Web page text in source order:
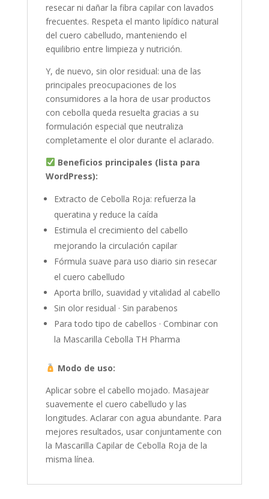
resecar ni dañar la fibra capilar con lavados
frecuentes. Respeta el manto lipídico natural
del cuero cabelludo, manteniendo el
equilibrio entre limpieza y nutrición.
Y, de nuevo, sin olor residual: una de las
principales preocupaciones de los
consumidores a la hora de usar productos
con cebolla queda resuelta gracias a su
formulación especial que neutraliza
completamente el olor durante el aclarado.
Beneficios principales (lista para
WordPress):
Extracto de Cebolla Roja: refuerza la
queratina y reduce la caída
Estimula el crecimiento del cabello
mejorando la circulación capilar
Fórmula suave para uso diario sin resecar
el cuero cabelludo
Aporta brillo, suavidad y vitalidad al cabello
Sin olor residual · Sin parabenos
Para todo tipo de cabellos · Combinar con
la Mascarilla Cebolla TH Pharma
Modo de uso:
Aplicar sobre el cabello mojado. Masajear
suavemente el cuero cabelludo y las
longitudes. Aclarar con agua abundante. Para
mejores resultados, usar conjuntamente con
la Mascarilla Capilar de Cebolla Roja de la
misma línea.